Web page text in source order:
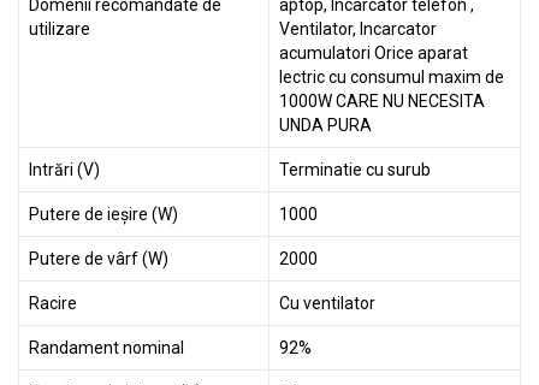
Domenii recomandate de
utilizare
aptop, Incarcator telefon ,
Ventilator, Incarcator
acumulatori Orice aparat
lectric cu consumul maxim de
1000W CARE NU NECESITA
UNDA PURA
Intrări (V) Terminatie cu surub
Putere de ieșire (W) 1000
Putere de vârf (W) 2000
Racire Cu ventilator
Randament nominal 92%